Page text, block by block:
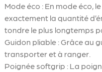
Mode éco : En mode éco,
exactement la quantité
tondre le plus longtemps
Guidon pliable : Grâce au
transporter et à ranger.
Poignée softgrip : La